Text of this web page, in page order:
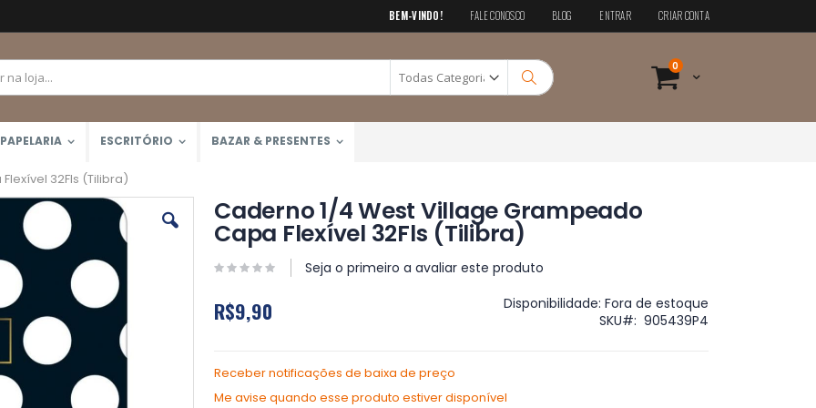
BEM-VINDO! FALE CONOSCO BLOG ENTRAR CRIAR CONTA
Cart
0 itens
Pesquisa
PAPELARIA ESCRITÓRIO BAZAR & PRESENTES
32Fls (Tilibra)
Caderno 1/4 West Village Grampeado
Capa Flexível 32Fls (Tilibra)
Seja o primeiro a avaliar este produto
R$9,90 Disponibilidade: Fora de estoque
SKU
905439P4
Receber notificações de baixa de preço
Me avise quando esse produto estiver disponível